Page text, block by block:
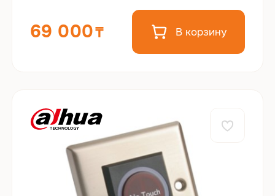
69 000 В корзину